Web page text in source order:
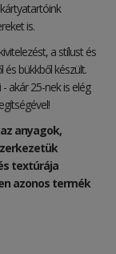
is.
a stílust és
bükkből készült.
akár 25-nek is elég
anyagok,
textúrája
azonos termék